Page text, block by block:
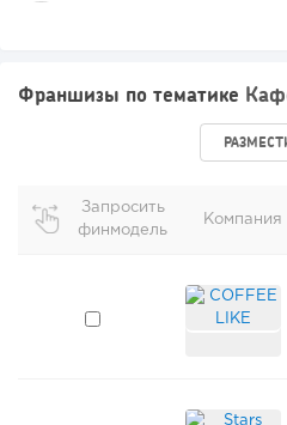
Франшизы по тематике
Запросить
финмодель
Компания